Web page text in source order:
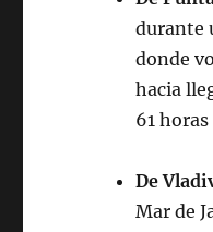
durante
donde
hacia
61
De
Mar de